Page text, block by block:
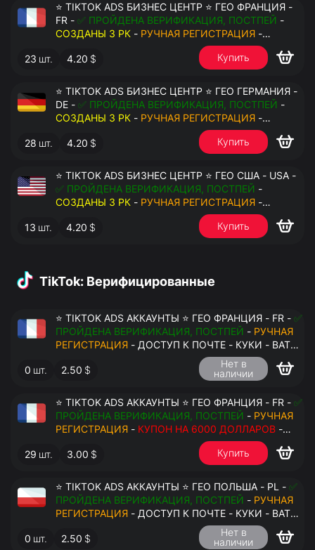
⭐ TIKTOK ADS БИЗНЕС ЦЕНТР ⭐ ГЕО ФРАНЦИЯ -
FR - ✅ ПРОЙДЕНА ВЕРИФИКАЦИЯ, ПОСТПЕЙ -
СОЗДАНЫ 3 РК - РУЧНАЯ РЕГИСТРАЦИЯ -
ДОСТУП К ПОЧТЕ - КУКИ - ВАТ ЗАПОЛНЕН -
ПЕРЕДАЧА В АНТИДЕТЕКТ
23 шт. 4.20 $ Купить
⭐ TIKTOK ADS БИЗНЕС ЦЕНТР ⭐ ГЕО ГЕРМАНИЯ -
DE - ✅ ПРОЙДЕНА ВЕРИФИКАЦИЯ, ПОСТПЕЙ -
СОЗДАНЫ 3 РК - РУЧНАЯ РЕГИСТРАЦИЯ -
ДОСТУП К ПОЧТЕ - КУКИ - ВАТ ЗАПОЛНЕН -
ПЕРЕДАЧА В АНТИДЕТЕКТ
28 шт. 4.20 $ Купить
⭐ TIKTOK ADS БИЗНЕС ЦЕНТР ⭐ ГЕО США - USA -
✅ ПРОЙДЕНА ВЕРИФИКАЦИЯ, ПОСТПЕЙ -
СОЗДАНЫ 3 РК - РУЧНАЯ РЕГИСТРАЦИЯ -
ДОСТУП К ПОЧТЕ - КУКИ - ВАТ ЗАПОЛНЕН -
ПЕРЕДАЧА В АНТИДЕТЕКТ
13 шт. 4.20 $ Купить
TikTok: Верифицированные
⭐ TIKTOK ADS АККАУНТЫ ⭐ ГЕО ФРАНЦИЯ - FR - ✅
ПРОЙДЕНА ВЕРИФИКАЦИЯ, ПОСТПЕЙ - РУЧНАЯ
РЕГИСТРАЦИЯ - ДОСТУП К ПОЧТЕ - КУКИ - ВАТ
ЗАПОЛНЕН - ПЕРЕДАЧА В АНТИДЕТЕКТ
0 шт. 2.50 $
Нет в
наличии
⭐ TIKTOK ADS АККАУНТЫ ⭐ ГЕО ФРАНЦИЯ - FR - ✅
ПРОЙДЕНА ВЕРИФИКАЦИЯ, ПОСТПЕЙ - РУЧНАЯ
РЕГИСТРАЦИЯ - КУПОН НА 6000 ДОЛЛАРОВ -
ДОСТУП К ПОЧТЕ - КУКИ - ВАТ ЗАПОЛНЕН -
ПЕРЕДАЧА В АНТИДЕТЕКТ
29 шт. 3.00 $ Купить
⭐ TIKTOK ADS АККАУНТЫ ⭐ ГЕО ПОЛЬША - PL - ✅
ПРОЙДЕНА ВЕРИФИКАЦИЯ, ПОСТПЕЙ - РУЧНАЯ
РЕГИСТРАЦИЯ - ДОСТУП К ПОЧТЕ - КУКИ - ВАТ
ЗАПОЛНЕН - ПЕРЕДАЧА В АНТИДЕТЕКТ
0 шт. 2.50 $
Нет в
наличии